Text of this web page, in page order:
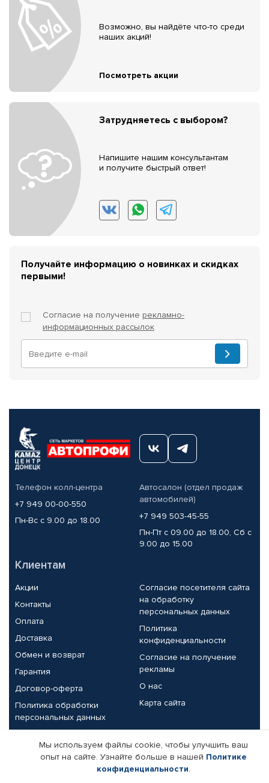
Возможно, вы найдёте что-то среди
наших акций!
Посмотреть акции
Затрудняетесь с выбором?
Напишите нашим консультантам
и получите быстрый ответ!
Получайте информацию о новинках и скидках
первыми!
Согласие на получение рекламно-
информационных рассылок
Телефон колл-центра
+7 949 00-00-550
Пн-Вс с 9.00 до 18.00
Автосалон (отдел продаж
автомобилей)
+7 949 503-45-55
Пн-Пт с 09.00 до 18.00, Сб с
9.00 до 15.00
Клиентам
Акции
Контакты
Оплата
Доставка
Обмен и возврат
Гарантия
Договор-оферта
Политика обработки
персональных данных
Согласие посетителя сайта
на обработку
персональных данных
Политика
конфиденциальности
Согласие на получение
рекламы
О нас
Карта сайта
Партнерам
Корпоративным клиентам
Реквизиты компании
Мы используем файлы cookie, чтобы улучшить ваш
опыт на сайте. Узнайте больше в нашей Политике
конфиденциальности.